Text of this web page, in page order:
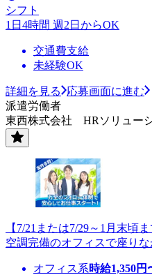
シフト
1日4時間 週2日からOK
交通費支給
未経験OK
詳細を見る
応募画面に進む
派遣労働者
東西株式会社 HRソリュー
【7/21または7/29～1月末頃
空調完備のオフィスで座りな
オフィス系時給1,350円